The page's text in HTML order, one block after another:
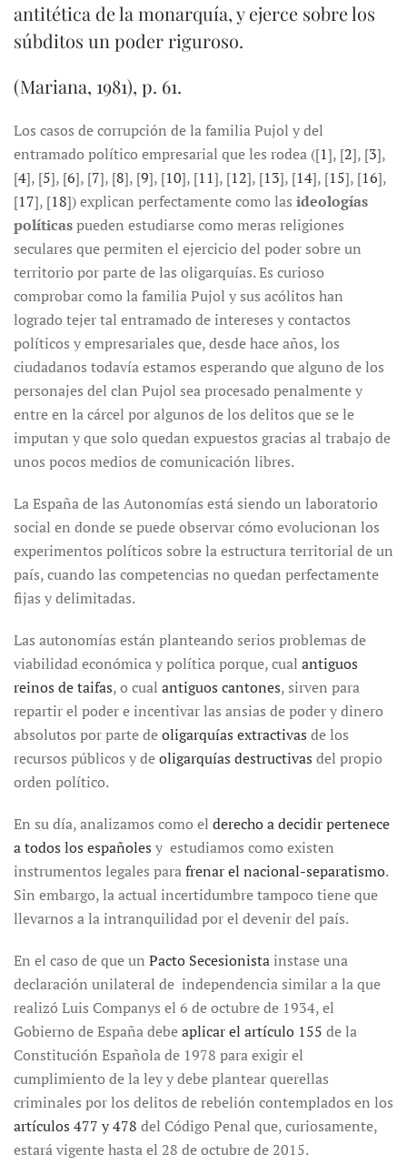
antitética de la monarquía, y ejerce sobre los
súbditos un poder riguroso.
(Mariana, 1981), p. 61.
Los casos de corrupción de la familia Pujol y del
entramado político empresarial que les rodea ([1], [2], [3],
[4], [5], [6], [7], [8], [9], [10], [11], [12], [13], [14], [15], [16],
[17], [18]) explican perfectamente como las ideologías
políticaspueden estudiarse como meras religiones
seculares que permiten el ejercicio del poder sobre un
territorio por parte de las oligarquías. Es curioso
comprobar como la familia Pujol y sus acólitos han
logrado tejer tal entramado de intereses y contactos
políticos y empresariales que, desde hace años, los
ciudadanos todavía estamos esperando que alguno de los
personajes del clan Pujol sea procesado penalmente y
entre en la cárcel por algunos de los delitos que se le
imputan y que solo quedan expuestos gracias al trabajo de
unos pocos medios de comunicación libres.
La España de las Autonomías está siendo un laboratorio
social en donde se puede observar cómo evolucionan los
experimentos políticos sobre la estructura territorial de un
país, cuando las competencias no quedan perfectamente
fijas y delimitadas.
Las autonomías están planteando serios problemas de
viabilidad económica y política porque, cual antiguos
reinos de taifas, o cual antiguos cantones, sirven para
repartir el poder e incentivar las ansias de poder y dinero
absolutos por parte deoligarquías extractivas de los
recursos públicos y deoligarquías destructivas del propio
orden político.
En su día, analizamos como el derecho a decidir pertenece
a todos los españoles y estudiamos como existen
instrumentos legales parafrenar el nacional-separatismo.
Sin embargo, la actual incertidumbre tampoco tiene que
llevarnos a la intranquilidad por el devenir del país.
En el caso de que un Pacto Secesionistainstase una
declaración unilateral de independencia similar a la que
realizó Luis Companys el 6 de octubre de 1934, el
Gobierno de España debeaplicar el artículo 155 de la
Constitución Española de 1978 para exigir el
cumplimiento de la ley y debe plantear querellas
criminales por los delitos de rebelión contemplados en los
artículos 477 y 478 del Código Penal que, curiosamente,
estará vigente hasta el 28 de octubre de 2015.